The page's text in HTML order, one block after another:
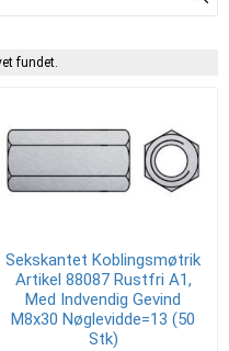
fundet.
Sekskantet Koblingsmøtrik
Artikel 88087 Rustfri A1,
Med Indvendig Gevind
M8x30 Nøglevidde=13 (50
Stk)